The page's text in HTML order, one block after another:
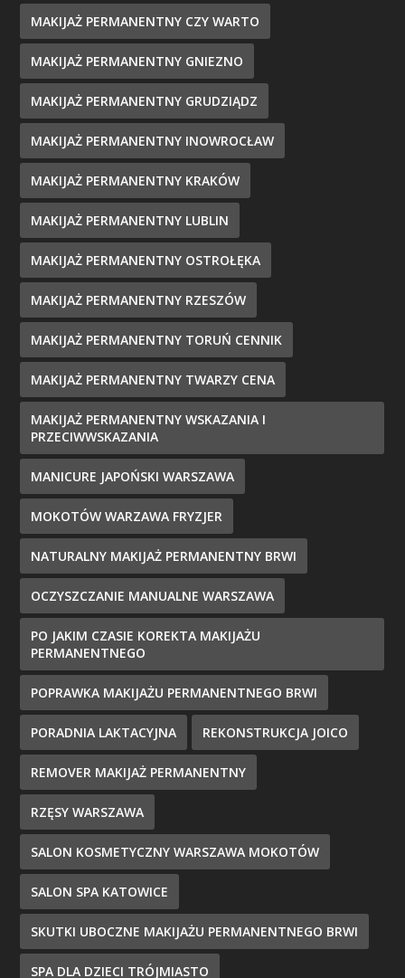
MAKIJAŻ PERMANENTNY CZY WARTO
MAKIJAŻ PERMANENTNY GNIEZNO
MAKIJAŻ PERMANENTNY GRUDZIĄDZ
MAKIJAŻ PERMANENTNY INOWROCŁAW
MAKIJAŻ PERMANENTNY KRAKÓW
MAKIJAŻ PERMANENTNY LUBLIN
MAKIJAŻ PERMANENTNY OSTROŁĘKA
MAKIJAŻ PERMANENTNY RZESZÓW
MAKIJAŻ PERMANENTNY TORUŃ CENNIK
MAKIJAŻ PERMANENTNY TWARZY CENA
MAKIJAŻ PERMANENTNY WSKAZANIA I
PRZECIWWSKAZANIA
MANICURE JAPOŃSKI WARSZAWA
MOKOTÓW WARZAWA FRYZJER
NATURALNY MAKIJAŻ PERMANENTNY BRWI
OCZYSZCZANIE MANUALNE WARSZAWA
PO JAKIM CZASIE KOREKTA MAKIJAŻU
PERMANENTNEGO
POPRAWKA MAKIJAŻU PERMANENTNEGO BRWI
PORADNIA LAKTACYJNA REKONSTRUKCJA JOICO
REMOVER MAKIJAŻ PERMANENTNY
RZĘSY WARSZAWA
SALON KOSMETYCZNY WARSZAWA MOKOTÓW
SALON SPA KATOWICE
SKUTKI UBOCZNE MAKIJAŻU PERMANENTNEGO BRWI
SPA DLA DZIECI TRÓJMIASTO